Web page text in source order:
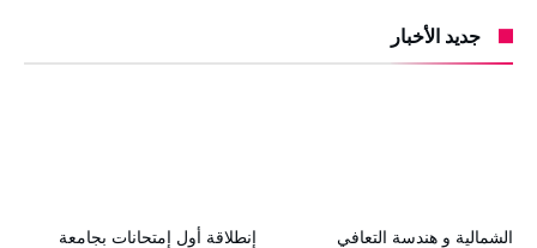
جديد الأخبار
إنطلاقة أول إمتحانات بجامعة
الشمالية و هندسة التعافي